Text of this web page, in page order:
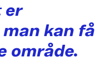
er
man kan få
område.